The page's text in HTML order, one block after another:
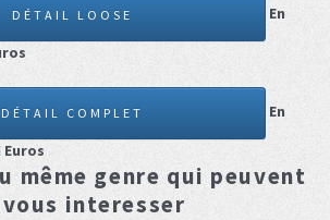
DÉTAIL LOOSE
En
DÉTAIL COMPLET
En
Euros
même genre qui peuvent
vous interesser